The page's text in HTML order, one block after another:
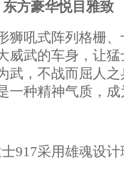
方豪华悦目雅致
狮吼式阵列格栅
威武的车身，让
武，不战而屈人
一种精神气质，
917采用雄魂设计